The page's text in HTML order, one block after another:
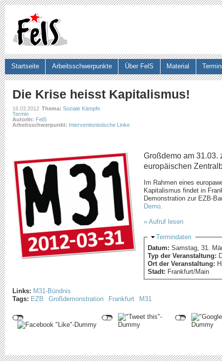
Die Krise heisst Kapitalismus!
16.03.2012 Thema: Soziale Kämpfe
Termin
AutorIn: FelS
Arbeitsschwerpunkt: Interventionistische Linke
Großdemo am 31.03.
europäischen
Im Rahmen eines
Kapitalismus findet in
Demonstration zur EZB-
Demo
» Aufruf lesen
Ausblenden
Termindaten
Datum:Samstag, 31.
Typ der Veranstaltung:
Ort der Veranstaltung:
Stadt: Frankfurt/Main
Links: M31-Bündnis
Tags: EZB Großdemonstration Frankfurt M31
Startseite Arbeitsschwerpunkte Über FelS Material
Suchformular